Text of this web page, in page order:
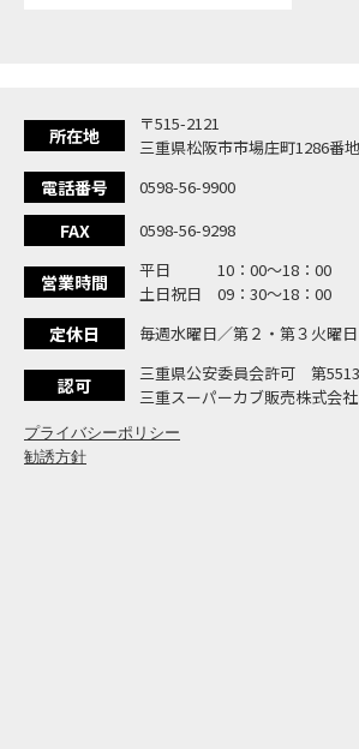
所在地
〒515-2121
三重県松阪市市場庄町1286番地
電話番号 0598-56-9900
FAX 0598-56-9298
営業時間
平日 10：00〜18：00
土日祝日 09：30〜18：00
定休日 毎週水曜日／第２・第３火曜日
認可
三重県公安委員会許可 第
三重スーパーカブ販売株式会社
プライバシーポリシー
勧誘方針